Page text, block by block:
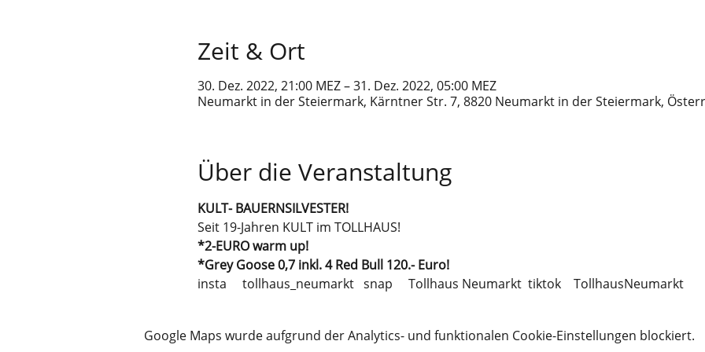
Zeit & Ort
30. Dez. 2022, 21:00 MEZ – 31. Dez. 2022, 05:00 MEZ
Neumarkt in der Steiermark, Kärntner Str. 7, 8820 Neumarkt in der Steiermark,
Über die Veranstaltung
KULT- BAUERNSILVESTER!
Seit 19-Jahren KULT im TOLLHAUS!
*2-EURO warm up!
*Grey Goose 0,7 inkl. 4 Red Bull 120.- Euro!
insta     tollhaus_neumarkt   snap     Tollhaus Neumarkt  tiktok    TollhausNeumarkt
Google Maps wurde aufgrund der Analytics- und funktionalen Cookie-Einstellungen blockiert.